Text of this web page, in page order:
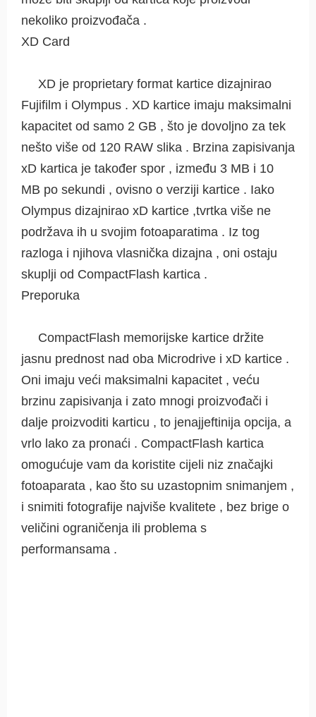
nekoliko proizvođača .
XD Card
XD je proprietary format kartice dizajnirao
Fujifilm i Olympus . XD kartice imaju maksimalni
kapacitet od samo 2 GB , što je dovoljno za tek
nešto više od 120 RAW slika . Brzina zapisivanja
xD kartica je također spor , između 3 MB i 10
MB po sekundi , ovisno o verziji kartice . Iako
Olympus dizajnirao xD kartice ,tvrtka više ne
podržava ih u svojim fotoaparatima . Iz tog
razloga i njihova vlasnička dizajna , oni ostaju
skuplji od CompactFlash kartica .
Preporuka
CompactFlash memorijske kartice držite
jasnu prednost nad oba Microdrive i xD kartice .
Oni imaju veći maksimalni kapacitet , veću
brzinu zapisivanja i zato mnogi proizvođači i
dalje proizvoditi karticu , to jenajjeftinija opcija, a
vrlo lako za pronaći . CompactFlash kartica
omogućuje vam da koristite cijeli niz značajki
fotoaparata , kao što su uzastopnim snimanjem ,
i snimiti fotografije najviše kvalitete , bez brige o
veličini ograničenja ili problema s
performansama .